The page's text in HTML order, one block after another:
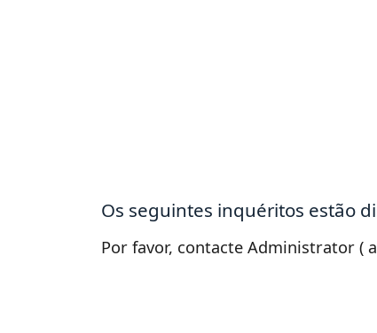
Os seguintes inquéritos estão
Por favor, contacte Administrator (